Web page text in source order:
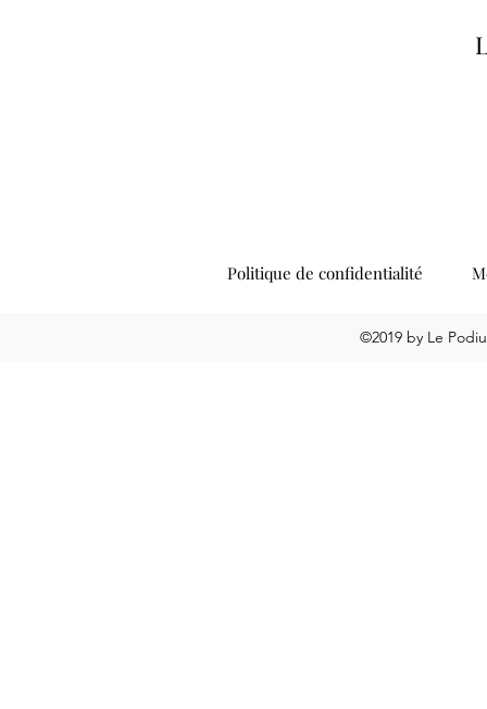
Politique de confidentialité
©2019 by Le